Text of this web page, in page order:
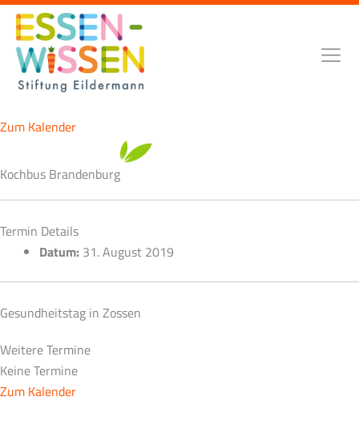
Zum
Inhalt
springen
Zum Kalender
Kochbus Brandenburg
Termin Details
Datum: 31. August 2019
Gesundheitstag in Zossen
Weitere Termine
Keine Termine
Zum Kalender